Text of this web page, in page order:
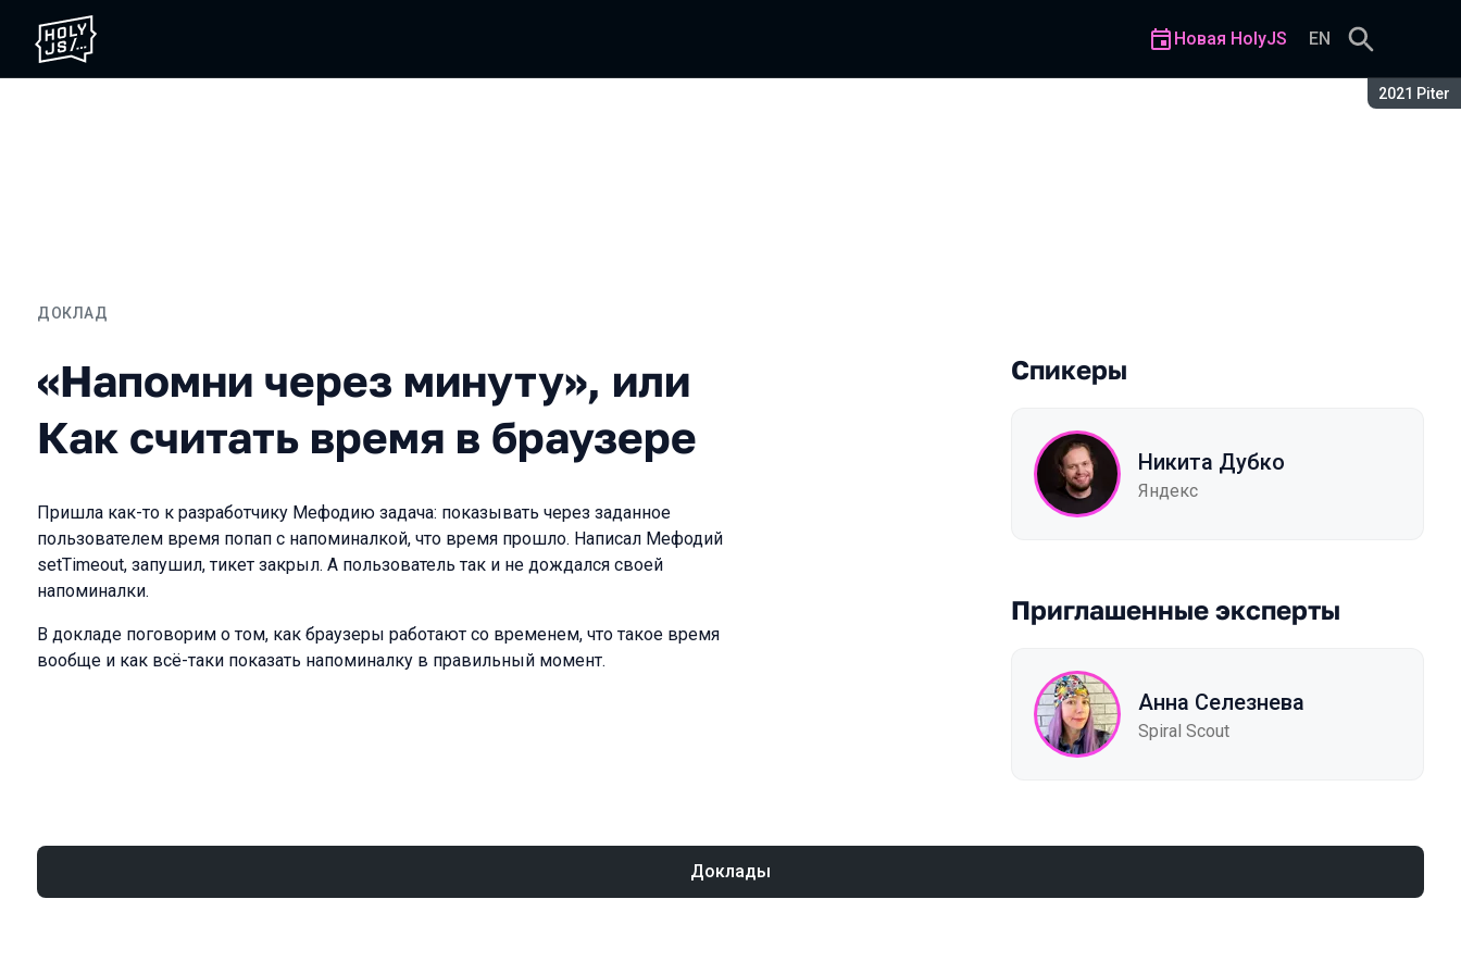
Сезон:
2021 Piter
Новая HolyJS EN
ДОКЛАД
«Напомни через минуту», или Как считать время в браузере
«Напомни через минуту», или
Как считать время в браузере
Пришла как-то к разработчику Мефодию задача: показывать через заданное
пользователем время попап с напоминалкой, что время прошло. Написал Мефодий
setTimeout, запушил, тикет закрыл. А пользователь так и не дождался своей
напоминалки.
В докладе поговорим о том, как браузеры работают со временем, что такое время
вообще и как всё-таки показать напоминалку в правильный момент.
Спикеры
Никита Дубко
Яндекс
Приглашенные эксперты
Анна Селезнева
Spiral Scout
Доклады